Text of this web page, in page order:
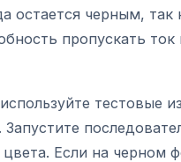
остается черным, так
пропускать ток
тестовые
Если на черном